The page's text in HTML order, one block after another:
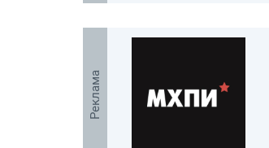
Реклама